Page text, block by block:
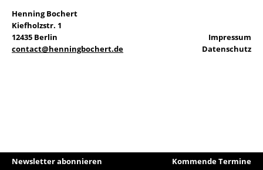
nach:
Henning Bochert
Kiefholzstr. 1
12435 Berlin
contact@henningbochert.de
Impressum
Datenschutz
Newsletter abonnieren Kommende Termine